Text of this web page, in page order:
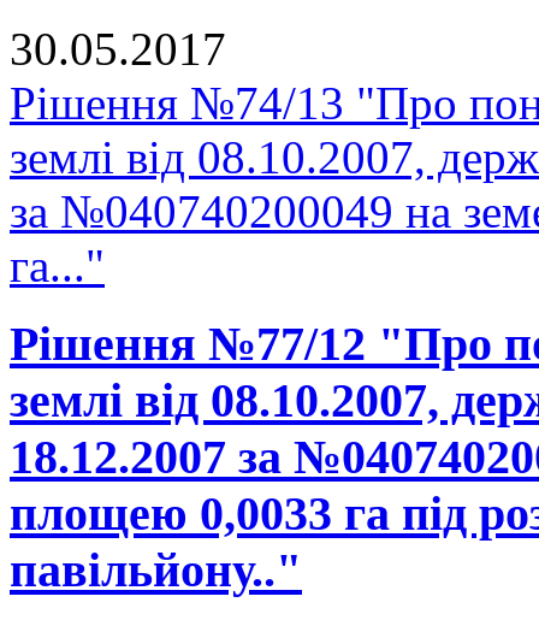
30.05.2017
Рішення №74/13 "Про
землі від 08.10.2007,
за №040740200049 на
га..."
Рішення №77/12 "Про
землі від 08.10.2007,
18.12.2007 за
площею 0,0033 га під
павільйону.."